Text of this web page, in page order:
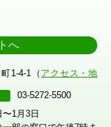
へ
1-4-1（アクセス・地
03-5272-5500
1月3日